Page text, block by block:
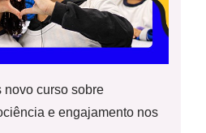
novo curso sobre
e engajamento nos